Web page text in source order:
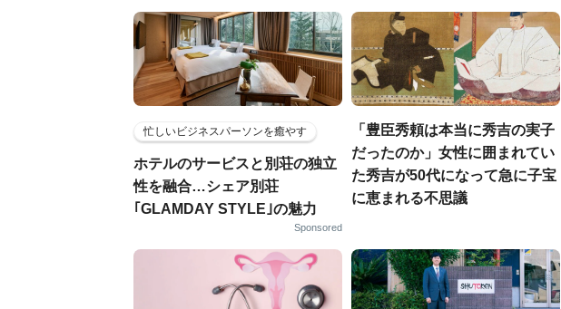
忙しいビジネスパーソンを癒やす
ホテルのサービスと別荘の独立
性を融合…シェア別荘
｢GLAMDAY STYLE｣の魅力
Sponsored
「豊臣秀頼は本当に秀吉の実子
だったのか」女性に囲まれてい
た秀吉が50代になって急に子宝
に恵まれる不思議